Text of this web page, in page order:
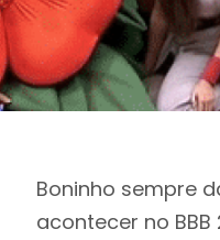
Boninho sempre
acontecer no